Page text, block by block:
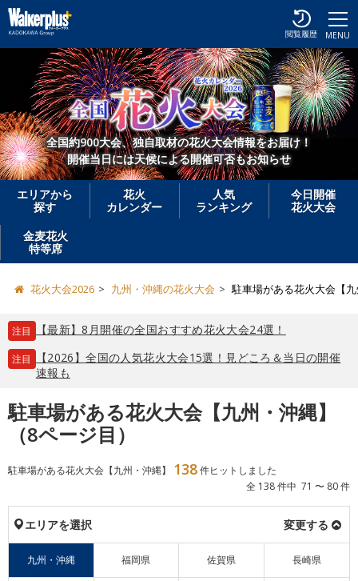
MENU
閲覧履歴
全国約900大会、独自取材の花火大会情報をお届け！
開催当日には天候による開催可否もお知らせ
エリアから
探す
花火
カレンダー
人気
ランキング
今日開催
花火大会
金麦花火
特等席
花火大会2026 九州・沖縄の花火大会 駐車場がある花火大会【
注目 【最新】8月開催の全国おすすめ花火大会24選！
注目
【2026】全国の人気花火大会15選！見どころ＆当日の開催
速報も
駐車場がある花火大会【九州・沖縄】
（8ページ目）
駐車場がある花火大会【九州・沖縄】 138件ヒットしました
全 138 件中 71 〜 80 件
エリアを選択 変更する
九州・沖縄 福岡県 佐賀県 長崎県